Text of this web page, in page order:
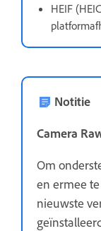
HEIF
Notitie
Camera
Om
en ermee
nieuwste